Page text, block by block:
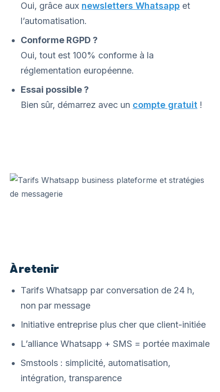
Oui, grâce aux newsletters Whatsapp et
l’automatisation.
Conforme RGPD ?
Oui, tout est 100% conforme à la
réglementation européenne.
Essai possible ?
Bien sûr, démarrez avec un compte gratuit !
À retenir
Tarifs Whatsapp par conversation de 24 h,
non par message
Initiative entreprise plus cher que client-initiée
L’alliance Whatsapp + SMS = portée maximale
Smstools : simplicité, automatisation,
intégration, transparence